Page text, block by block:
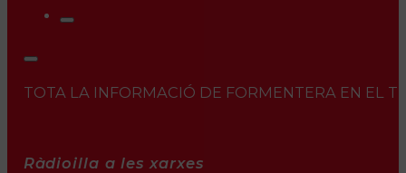
TOTA LA INFORMACIÓ DE FORMENTERA EN EL
Ràdioilla a les xarxes